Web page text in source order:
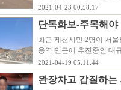
2021-04-23 00:58:17
단독화보-주목해
최근 제천시민 2명이 서
용역 인근에 추진중인 대
2021-04-19 05:11:44
완장차고 갑질하